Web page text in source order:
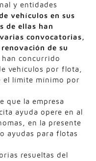
y entidades
vehículos en sus
de ellas han
convocatorias,
de su
han concurrido
vehículos por flota,
el límite mínimo por
que la empresa
ayuda opere en al
en la presente
ayudas para flotas
resueltas del